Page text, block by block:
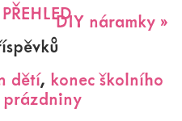
DIY náramky »
dětí, konec školního
prázdniny